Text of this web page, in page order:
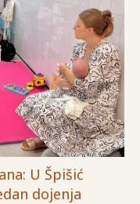
U Špišić
dojenja